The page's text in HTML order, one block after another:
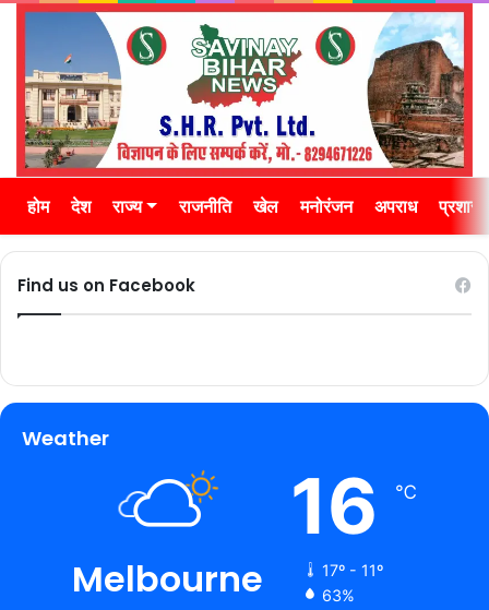
होम देश राज्य राजनीति खेल मनोरंजन अपराध
Find us on Facebook
Weather
Melbourne
16 ℃
17º - 11º
63%